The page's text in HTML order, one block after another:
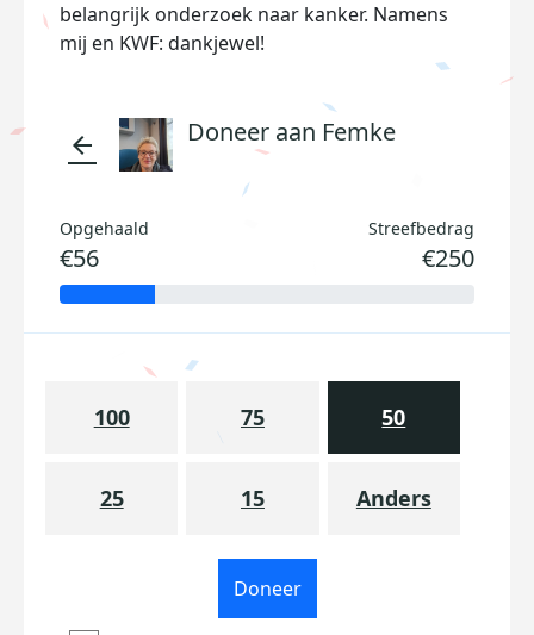
belangrijk onderzoek naar kanker. Namens
mij en KWF: dankjewel!
arrow_back Doneer aan Femke
Opgehaald
€56
Streefbedrag
€250
100 75 50
25 15 Anders
Doneer